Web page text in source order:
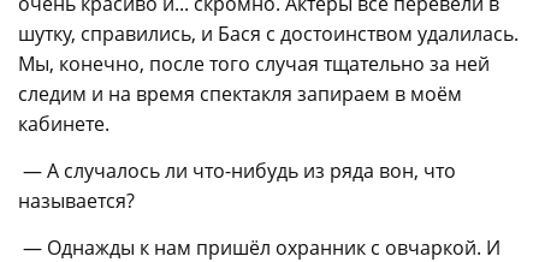
шутку, справились, и Бася с достоинством удалилась.
Мы, конечно, после того случая тщательно за ней
следим и на время спектакля запираем в моём
кабинете.
— А случалось ли что-нибудь из ряда вон, что
называется?
— Однажды к нам пришёл охранник с овчаркой. И